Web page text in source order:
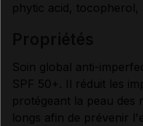
phytic acid, tocopherol,
Soin global anti-
SPF 50+. Il réduit les
protégeant la peau
longs afin de prévenir